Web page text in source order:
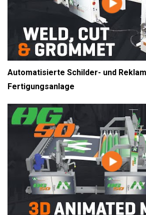
Automatisierte Schilder- und
Fertigungsanlage